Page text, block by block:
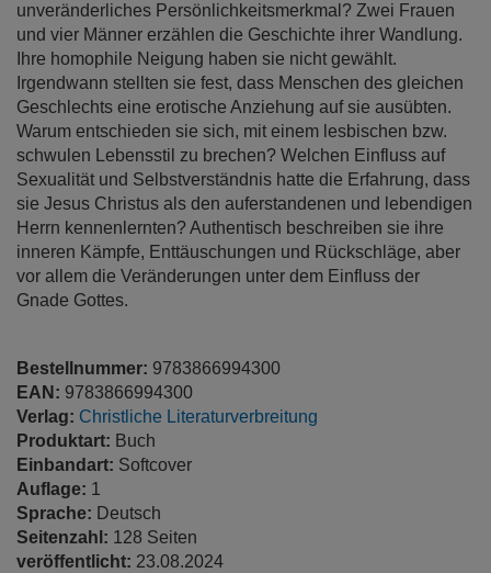
unveränderliches Persönlichkeitsmerkmal? Zwei Frauen
und vier Männer erzählen die Geschichte ihrer Wandlung.
Ihre homophile Neigung haben sie nicht gewählt.
Irgendwann stellten sie fest, dass Menschen des gleichen
Geschlechts eine erotische Anziehung auf sie ausübten.
Warum entschieden sie sich, mit einem lesbischen bzw.
schwulen Lebensstil zu brechen? Welchen Einfluss auf
Sexualität und Selbstverständnis hatte die Erfahrung, dass
sie Jesus Christus als den auferstandenen und lebendigen
Herrn kennenlernten? Authentisch beschreiben sie ihre
inneren Kämpfe, Enttäuschungen und Rückschläge, aber
vor allem die Veränderungen unter dem Einfluss der
Gnade Gottes.
Bestellnummer: 9783866994300
EAN: 9783866994300
Verlag: Christliche Literaturverbreitung
Produktart: Buch
Einbandart: Softcover
Auflage: 1
Sprache: Deutsch
Seitenzahl: 128 Seiten
veröffentlicht: 23.08.2024